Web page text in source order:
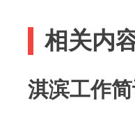
相关内
淇滨工作